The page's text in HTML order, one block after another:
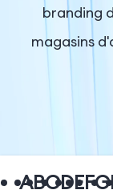
Entreprise
branding
magasins
ABCDEFG